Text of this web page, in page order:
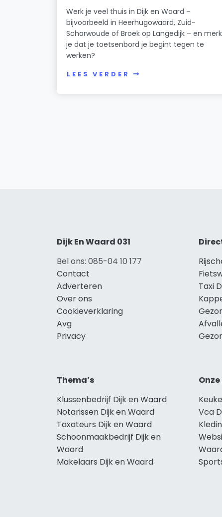
Werk je veel thuis in Dijk en Waard –
bijvoorbeeld in Heerhugowaard, Zuid-
Scharwoude of Broek op Langedijk – en merk
je dat je toetsenbord je begint tegen te
werken?
LEES VERDER
Dijk En Waard 031
Bel ons: 085-04 10 177
Contact
Adverteren
Over ons
Cookieverklaring
Avg
Privacy
Taxi
Thema’s
Klussenbedrijf Dijk en Waard
Notarissen Dijk en Waard
Taxateurs Dijk en Waard
Schoonmaakbedrijf Dijk en
Waard
Makelaars Dijk en Waard
Vca